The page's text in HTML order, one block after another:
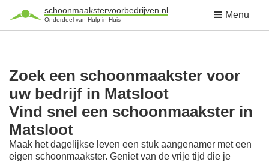
schoonmaakstervoorbedrijven.nl
Onderdeel van Hulp-in-Huis Menu
Zoek een schoonmaakster voor
uw bedrijf in Matsloot
Vind snel een schoonmaakster in
Matsloot
Maak het dagelijkse leven een stuk aangenamer met een
eigen schoonmaakster. Geniet van de vrije tijd die je